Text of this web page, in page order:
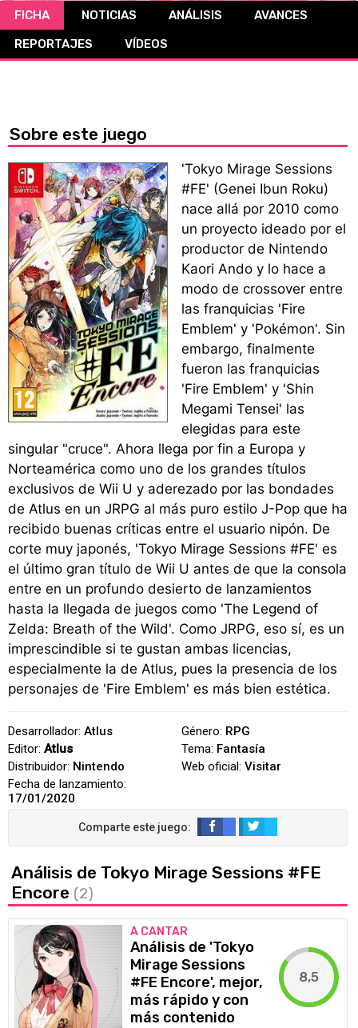
CÓMICS
FICHA NOTICIAS ANÁLISIS
AVANCES
REPORTAJES
VÍDEOS
Sobre este juego
'Tokyo Mirage Sessions
#FE' (Genei Ibun Roku)
nace allá por 2010 como
un proyecto ideado por el
productor de Nintendo
Kaori Ando y lo hace a
modo de crossover entre
las franquicias 'Fire
Emblem' y 'Pokémon'. Sin
embargo, finalmente
fueron las franquicias
'Fire Emblem' y 'Shin
Megami Tensei' las
elegidas para este
singular "cruce". Ahora llega por fin a Europa y
Norteamérica como uno de los grandes títulos
exclusivos de Wii U y aderezado por las bondades
de Atlus en un JRPG al más puro estilo J-Pop que ha
recibido buenas críticas entre el usuario nipón. De
corte muy japonés, 'Tokyo Mirage Sessions #FE' es
el último gran título de Wii U antes de que la consola
entre en un profundo desierto de lanzamientos
hasta la llegada de juegos como 'The Legend of
Zelda: Breath of the Wild'. Como JRPG, eso sí, es un
imprescindible si te gustan ambas licencias,
especialmente la de Atlus, pues la presencia de los
personajes de 'Fire Emblem' es más bien estética.
Desarrollador: Atlus
Editor: Atlus
Distribuidor: Nintendo
Fecha de lanzamiento:
17/01/2020
Género: RPG
Tema: Fantasía
Web oficial: Visitar
Análisis de Tokyo Mirage Sessions #FE
Encore (2)
A CANTAR
Análisis de 'Tokyo
Mirage Sessions
#FE Encore', mejor,
más rápido y con
más contenido
8,5